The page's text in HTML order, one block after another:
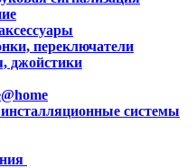
переключатели
джойстики
системы